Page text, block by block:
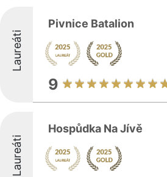
Laureáti
Pivnice Batalion
9
Laureáti
Hospůdka Na Jívě